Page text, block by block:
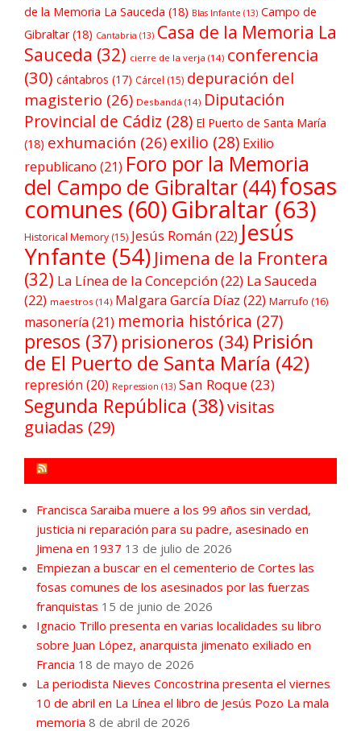
de la Memoria La Sauceda (18) Blas Infante (13) Campo de
Gibraltar(18) Cantabria (13) Casa de la Memoria La
Sauceda (32) cierre de la verja (14) conferencia
(30) cántabros (17) Cárcel (15) depuración del
magisterio (26) Desbandá (14) Diputación
Provincial de Cádiz (28) El Puerto de Santa María
(18) exhumación (26) exilio (28) Exilio
republicano (21) Foro por la Memoria
del Campo de Gibraltar (44)fosas
comunes (60)Gibraltar(63)
Historical Memory (15) Jesús Román(22) Jesús
Ynfante (54) Jimena de la Frontera
(32) La Línea de la Concepción(22) La Sauceda
(22) maestros (14) Malgara García Díaz (22) Marrufo (16)
masonería (21) memoria histórica (27)
presos (37) prisioneros (34) Prisión
de El Puerto de Santa María (42)
represión (20) Repression (13) San Roque(23)
Segunda República (38)visitas
guiadas (29)
Francisca Saraiba muere a los 99 años sin verdad,
justicia ni reparación para su padre, asesinado en
Jimena en 1937 13 de julio de 2026
Empiezan a buscar en el cementerio de Cortes las
fosas comunes de los asesinados por las fuerzas
franquistas 15 de junio de 2026
Ignacio Trillo presenta en varias localidades su libro
sobre Juan López, anarquista jimenato exiliado en
Francia 18 de mayo de 2026
La periodista Nieves Concostrina presenta el viernes
10 de abril en La Línea el libro de Jesús Pozo La mala
memoria 8 de abril de 2026